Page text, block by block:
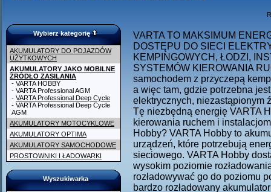
Wybierz kategorię
AKUMULATORY DO POJAZDÓW
UŻYTKOWYCH
AKUMULATORY JAKO MOBILNE
ŹRÓDŁO ZASILANIA
- VARTA HOBBY
- VARTA Professional AGM
- VARTA Professional Deep Cycle
- VARTA Professional Deep Cycle
AGM
AKUMULATORY MOTOCYKLOWE
AKUMULATORY OPTIMA
AKUMULATORY SAMOCHODOWE
PROSTOWNIKI I ŁADOWARKI
Wyszukiwarka
VARTA TO MAKSIMUM
DOSTĘPU DO SIECI
KEMPINGOWYCH, ŁODZI,
SYSTEMÓW KIEROWANIA
samochodem z przyczepą
a więc tam, gdzie potrzebna
elektrycznych, niezastąpionym
Tę niezbędną energię VARTA
kierowania ruchem i
Hobby? VARTA Hobby to
urządzeń, które potrzebują
sieciowego. VARTA Hobby
wysokim poziomie
rozładowywać go do poziomu
bardzo rozładowany